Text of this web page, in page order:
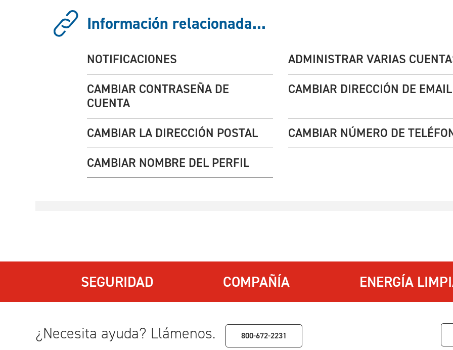
Información relacionada...
NOTIFICACIONES
ADMINISTRAR VARIAS
CAMBIAR CONTRASEÑA DE
CUENTA
CAMBIAR DIRECCIÓN DE EMAIL
CAMBIAR LA DIRECCIÓN POSTAL
CAMBIAR NÚMERO DE
CAMBIAR NOMBRE DEL PERFIL
SEGURIDAD COMPAÑÍA ENERGÍA
¿Necesita ayuda? Llámenos. 800-672-2231